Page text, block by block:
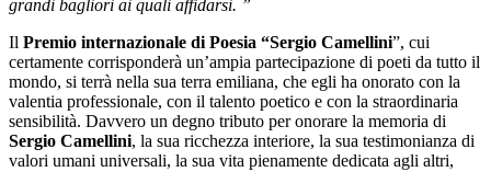
grandi bagliori ai quali affidarsi. ”
Il Premio internazionale di Poesia “Sergio Camellini”, cui
certamente corrisponderà un’ampia partecipazione di poeti da tutto il
mondo, si terrà nella sua terra emiliana, che egli ha onorato con la
valentia professionale, con il talento poetico e con la straordinaria
sensibilità. Davvero un degno tributo per onorare la memoria di
Sergio Camellini, la sua ricchezza interiore, la sua testimonianza di
valori umani universali, la sua vita pienamente dedicata agli altri,